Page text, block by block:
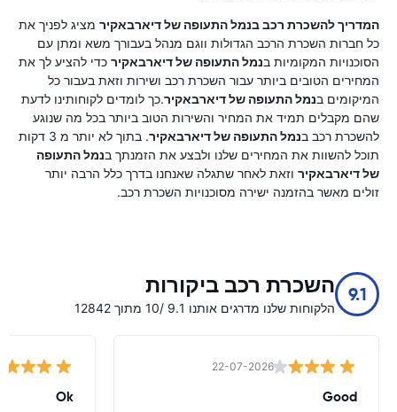
המדריך להשכרת רכב בנמל התעופה של דיארבאקיר מציג לפניך את
כל חברות השכרת הרכב הגדולות ווגם מנהל בעבורך משא ומתן עם
הסוכנויות המקומיות בנמל התעופה של דיארבאקיר כדי להציע לך את
המחירים הטובים ביותר עבור השכרת רכב ושירות וזאת בעבור כל
המיקומים בנמל התעופה של דיארבאקיר.כך לומדים לקוחותינו לדעת
שהם מקבלים תמיד את המחיר והשירות הטוב ביותר בכל מה שנוגע
להשכרת רכב בנמל התעופה של דיארבאקיר
. בתוך לא יותר מ 3 דקות
תוכל להשוות את המחירים שלנו ולבצע את הזמנתך בנמל התעופה
של דיארבאקיר וזאת לאחר שתגלה שאנחנו בדרך כלל הרבה יותר
זולים מאשר בהזמנה ישירה מסוכנויות השכרת רכב.
9.1 השכרת רכב ביקורות
הלקוחות שלנו מדרגים אותנו 9.1 /10 מתוך 12842
22-07-2026
Good
Ok